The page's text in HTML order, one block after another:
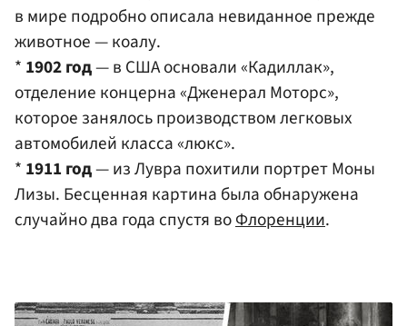
в мире подробно описала невиданное прежде
животное — коалу.
* 1902 год— в США основали «Кадиллак»,
отделение концерна «Дженерал Моторс»,
которое занялось производством легковых
автомобилей класса «люкс».
* 1911 год— из Лувра похитили портрет Моны
Лизы. Бесценная картина была обнаружена
случайно два года спустя воФлоренции.